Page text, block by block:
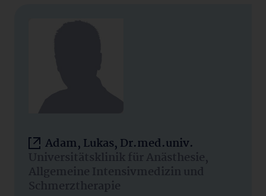
Adam, Lukas, Dr.med.univ.
Universitätsklinik für Anästhesie,
Allgemeine Intensivmedizin und
Schmerztherapie